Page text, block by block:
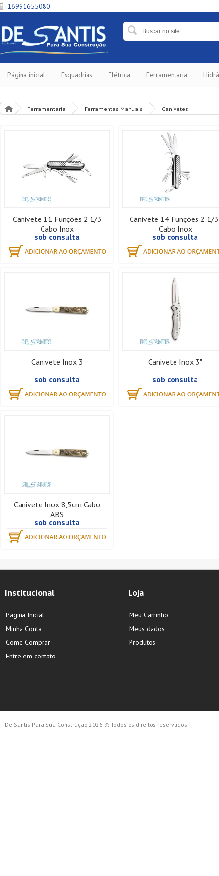
16991655080
Página inicial Esquadrias Elétrica Ferramentaria
Ferramentaria Ferramentas Manuais Canivetes
Canivete 11 Funções 2 1/3
Cabo Inox
sob consulta
Canivete 14 Funções 2 1/
Cabo Inox
sob consulta
Canivete Inox 3
sob consulta
Canivete Inox 3"
sob consulta
Canivete Inox 8,5cm Cabo
ABS
sob consulta
Institucional
Página Inicial
Minha Conta
Como Comprar
Entre em contato
Loja
Meu Carrinho
Meus dados
Produtos
De Santis Para Sua Construção 2026 © Todos os direitos reservados